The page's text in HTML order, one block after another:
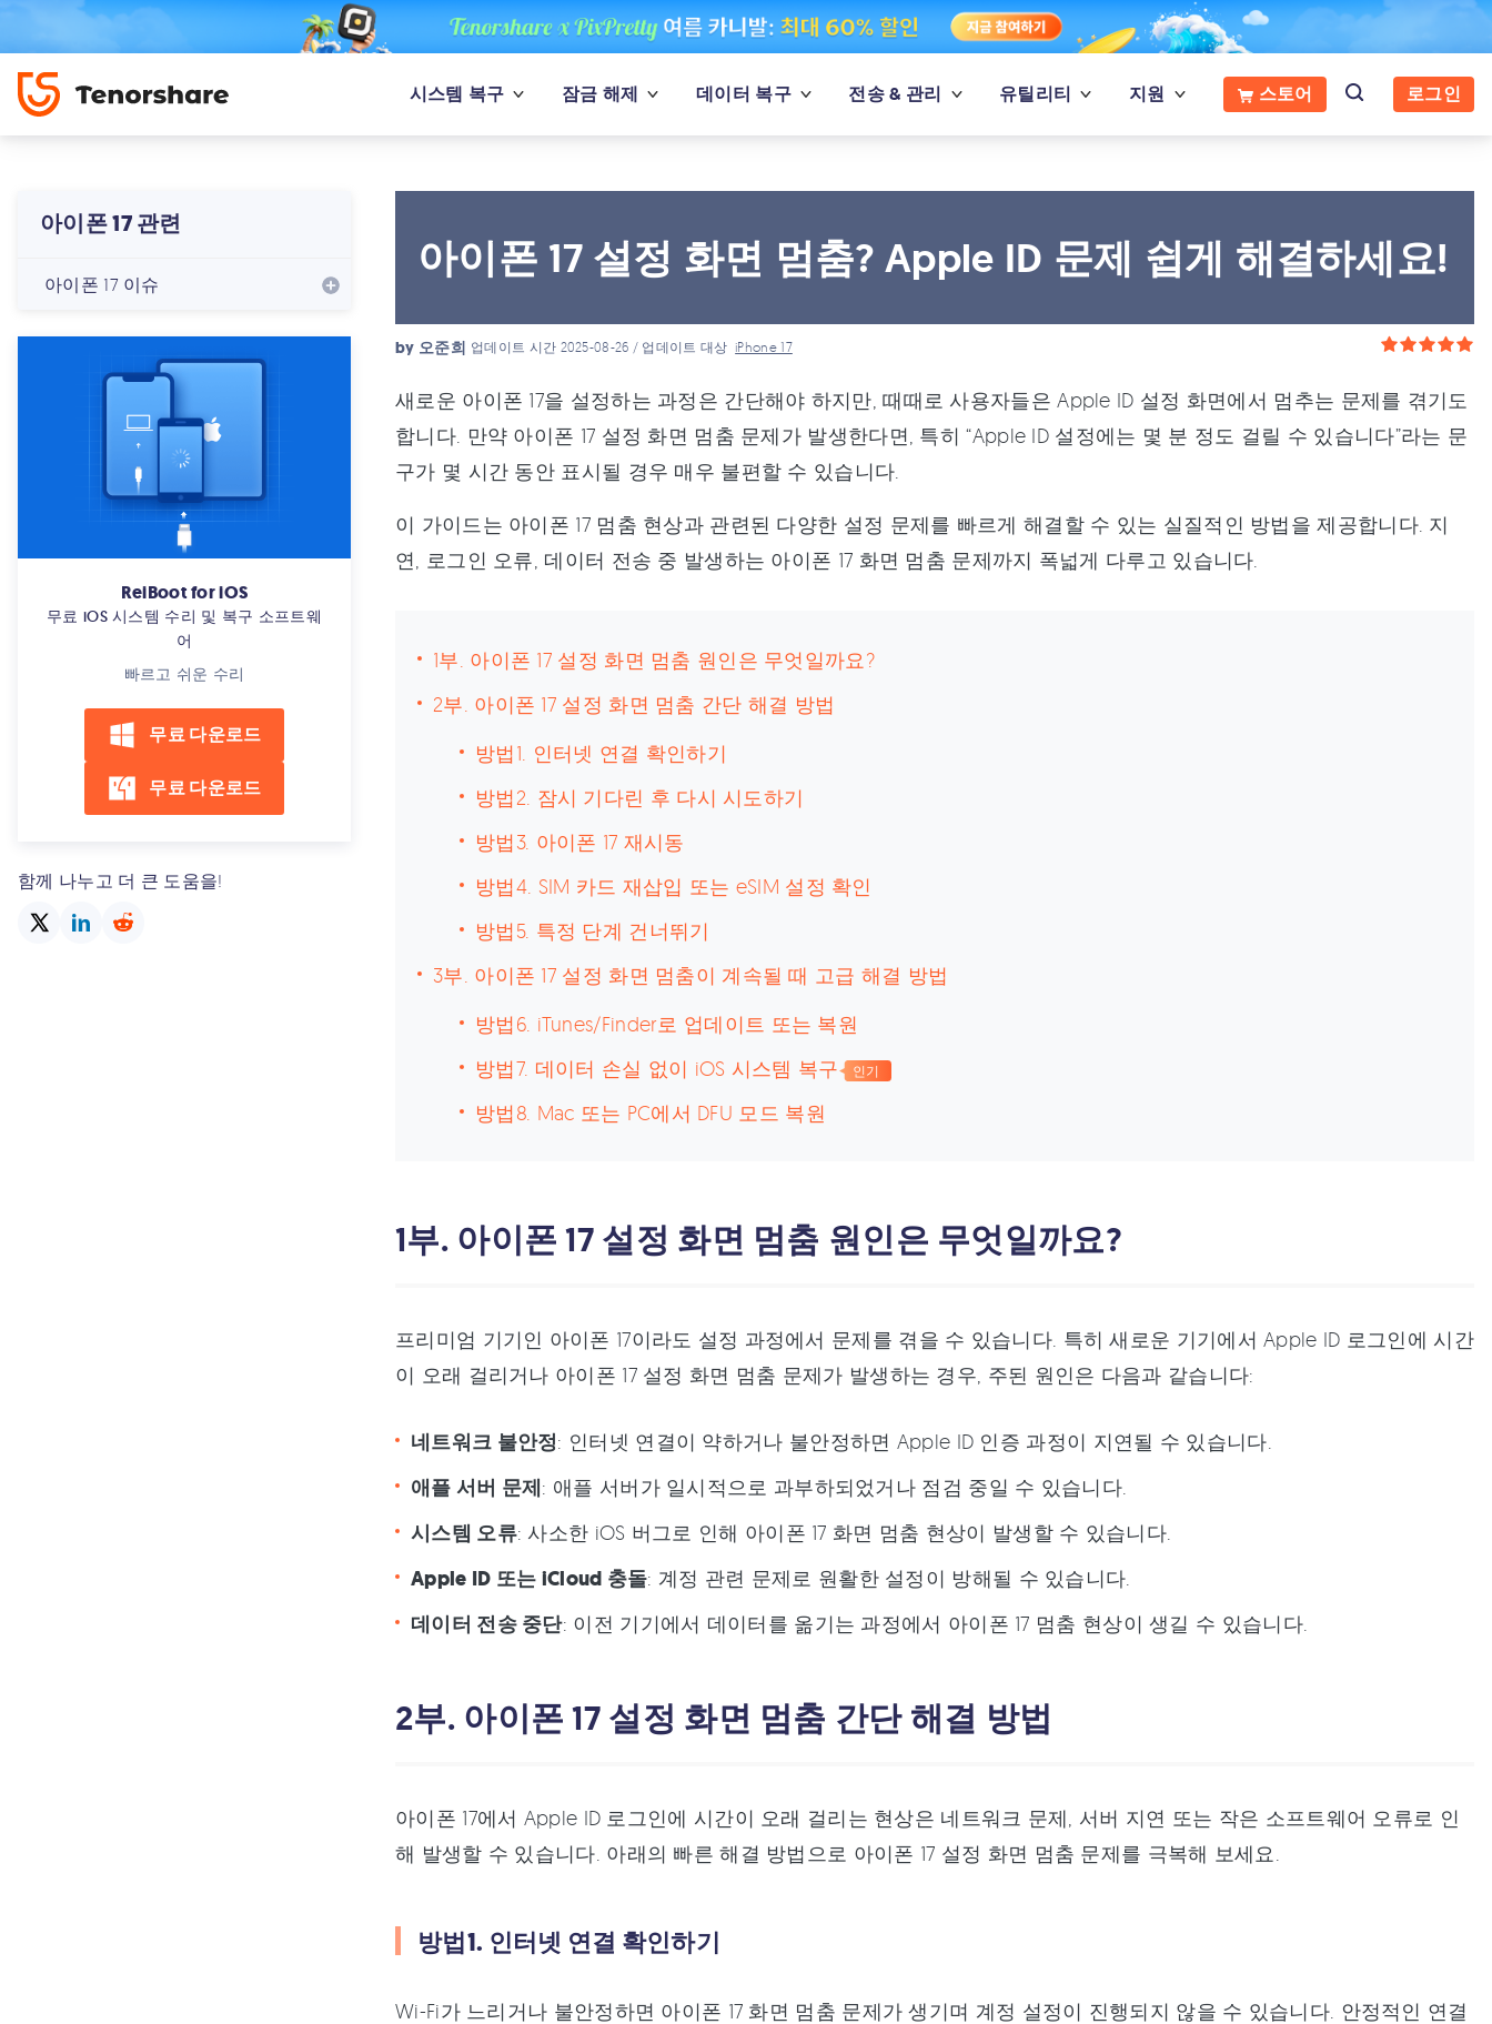
시스템 복구 잠금 해제 데이터 복구 전송 & 관리 유틸리티 지원 스토어 로그인
아이폰 17 관련
아이폰 17 이슈
ReiBoot for iOS
무료 iOS 시스템 수리 및 복구 소프트웨
어
빠르고 쉬운 수리
무료 다운로드
무료 다운로드
함께 나누고 더 큰 도움을!
아이폰 17 설정 화면 멈춤? Apple ID 문제 쉽게 해결하세요!
by 오준희 업데이트 시간 2025-08-26 / 업데이트 대상iPhone 17
새로운 아이폰 17을 설정하는 과정은 간단해야 하지만, 때때로 사용자들은 Apple ID 설정 화면에서 멈추는 문제를 겪기도
합니다. 만약 아이폰 17 설정 화면 멈춤 문제가 발생한다면, 특히 “Apple ID 설정에는 몇 분 정도 걸릴 수 있습니다”라는 문
구가 몇 시간 동안 표시될 경우 매우 불편할 수 있습니다.
이 가이드는 아이폰 17 멈춤 현상과 관련된 다양한 설정 문제를 빠르게 해결할 수 있는 실질적인 방법을 제공합니다. 지
연, 로그인 오류, 데이터 전송 중 발생하는 아이폰 17 화면 멈춤 문제까지 폭넓게 다루고 있습니다.
1부. 아이폰 17 설정 화면 멈춤 원인은 무엇일까요?
2부. 아이폰 17 설정 화면 멈춤 간단 해결 방법
방법1. 인터넷 연결 확인하기
방법2. 잠시 기다린 후 다시 시도하기
방법3. 아이폰 17 재시동
방법4. SIM 카드 재삽입 또는 eSIM 설정 확인
방법5. 특정 단계 건너뛰기
3부. 아이폰 17 설정 화면 멈춤이 계속될 때 고급 해결 방법
방법6. iTunes/Finder로 업데이트 또는 복원
방법7. 데이터 손실 없이 iOS 시스템 복구
인기
방법8. Mac 또는 PC에서 DFU 모드 복원
1부. 아이폰 17 설정 화면 멈춤 원인은 무엇일까요?
프리미엄 기기인 아이폰 17이라도 설정 과정에서 문제를 겪을 수 있습니다. 특히 새로운 기기에서 Apple ID 로그인에 시간
이 오래 걸리거나 아이폰 17 설정 화면 멈춤 문제가 발생하는 경우, 주된 원인은 다음과 같습니다:
네트워크 불안정: 인터넷 연결이 약하거나 불안정하면 Apple ID 인증 과정이 지연될 수 있습니다.
애플 서버 문제: 애플 서버가 일시적으로 과부하되었거나 점검 중일 수 있습니다.
시스템 오류: 사소한 iOS 버그로 인해 아이폰 17 화면 멈춤 현상이 발생할 수 있습니다.
Apple ID 또는 iCloud 충돌: 계정 관련 문제로 원활한 설정이 방해될 수 있습니다.
데이터 전송 중단: 이전 기기에서 데이터를 옮기는 과정에서 아이폰 17 멈춤 현상이 생길 수 있습니다.
2부. 아이폰 17 설정 화면 멈춤 간단 해결 방법
아이폰 17에서 Apple ID 로그인에 시간이 오래 걸리는 현상은 네트워크 문제, 서버 지연 또는 작은 소프트웨어 오류로 인
해 발생할 수 있습니다. 아래의 빠른 해결 방법으로 아이폰 17 설정 화면 멈춤 문제를 극복해 보세요.
방법1. 인터넷 연결 확인하기
Wi-Fi가 느리거나 불안정하면 아이폰 17 화면 멈춤 문제가 생기며 계정 설정이 진행되지 않을 수 있습니다. 안정적인 연결